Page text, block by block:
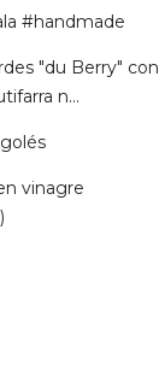
#handmade
"du Berry" con
n...
vinagre